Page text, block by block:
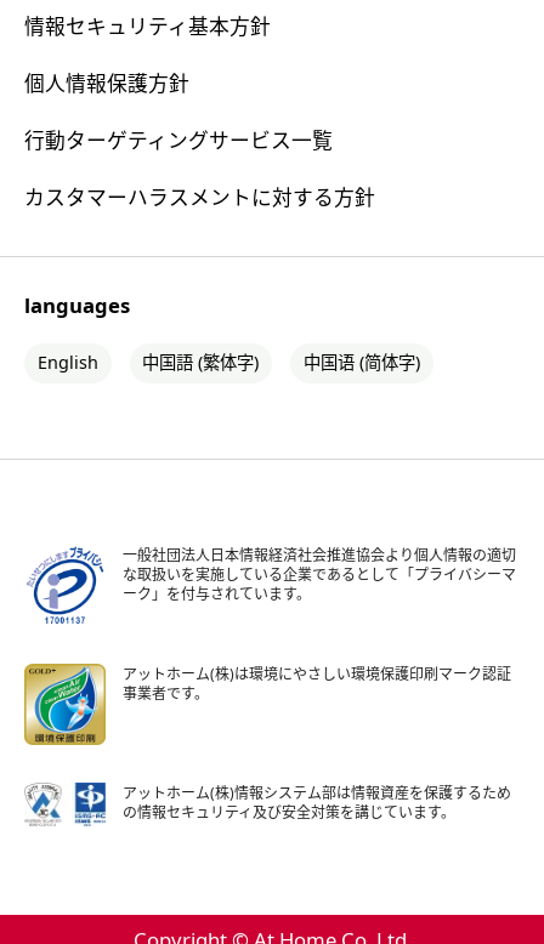
情報セキュリティ基本方針
個人情報保護方針
行動ターゲティングサービス一覧
カスタマーハラスメントに対する方針
languages
English 中国語 (繁体字) 中国语 (简体字)
一般社団法人日本情報経済社会推進協会より個人情報の適切
な取扱いを実施している企業であるとして「プライバシーマ
ーク」を付与されています。
アットホーム(株)は環境にやさしい環境保護印刷マーク認証
事業者です。
アットホーム(株)情報システム部は情報資産を保護するため
の情報セキュリティ及び安全対策を講じています。